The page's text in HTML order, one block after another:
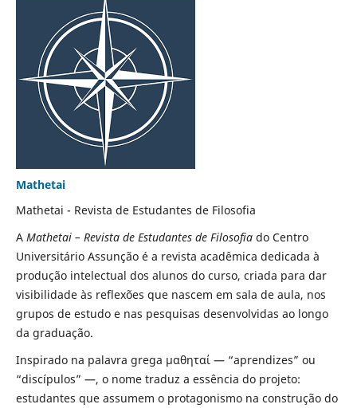
Mathetai
Mathetai - Revista de Estudantes de Filosofia
A Mathetai – Revista de Estudantes de Filosofiado Centro
Universitário Assunção é a revista acadêmica dedicada à
produção intelectual dos alunos do curso, criada para dar
visibilidade às reflexões que nascem em sala de aula, nos
grupos de estudo e nas pesquisas desenvolvidas ao longo
da graduação.
Inspirado na palavra grega μαθηταί — “aprendizes” ou
“discípulos” —, o nome traduz a essência do projeto:
estudantes que assumem o protagonismo na construção do